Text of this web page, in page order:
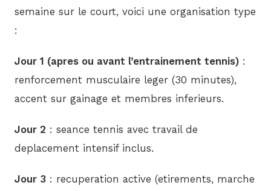
semaine sur le court, voici une organisation type
:
Jour 1 (apres ou avant l’entrainement tennis) :
renforcement musculaire leger (30 minutes),
accent sur gainage et membres inferieurs.
Jour 2 : seance tennis avec travail de
deplacement intensif inclus.
Jour 3 : recuperation active (etirements, marche